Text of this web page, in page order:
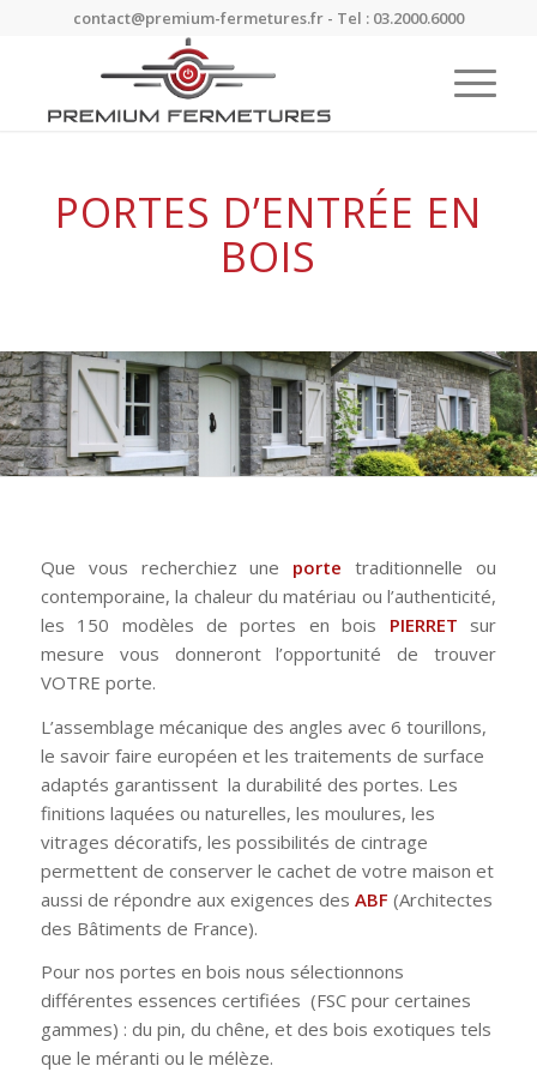
contact@premium-fermetures.fr - Tel : 03.2000.6000
PORTES D’ENTRÉE EN
BOIS
Que vous recherchiez une porte traditionnelle ou
contemporaine, la chaleur du matériau ou l’authenticité,
les 150 modèles de portes en bois PIERRET sur
mesure vous donneront l’opportunité de trouver
VOTRE porte.
L’assemblage mécanique des angles avec 6 tourillons,
le savoir faire européen et les traitements de surface
adaptés garantissent la durabilité des portes. Les
finitions laquées ou naturelles, les moulures, les
vitrages décoratifs, les possibilités de cintrage
permettent de conserver le cachet de votre maison et
aussi de répondre aux exigences des ABF (Architectes
des Bâtiments de France).
Pour nos portes en bois nous sélectionnons
différentes essences certifiées (FSC pour certaines
gammes) : du pin, du chêne, et des bois exotiques tels
que le méranti ou le mélèze.